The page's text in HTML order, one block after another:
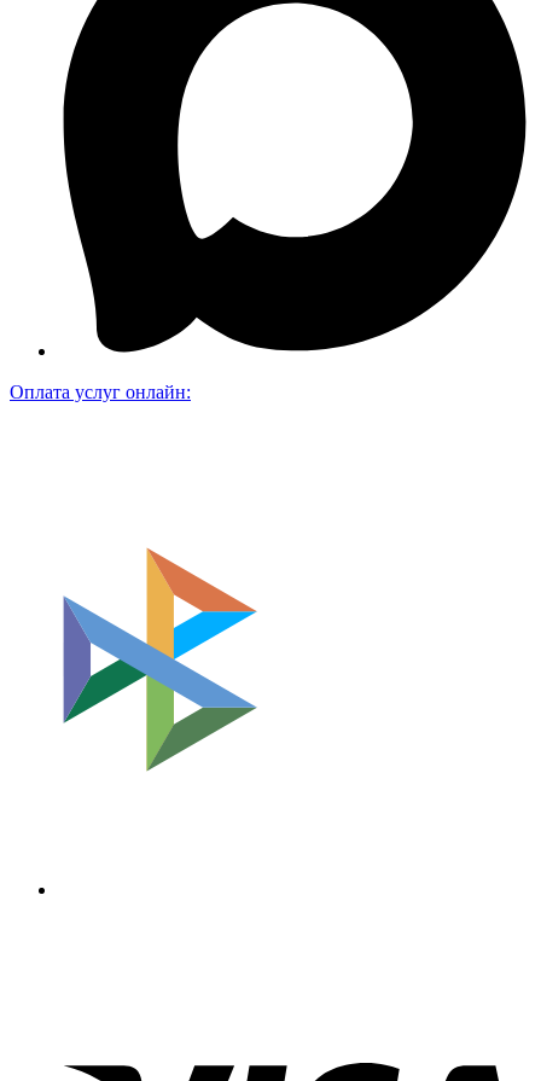
Оплата услуг онлайн: